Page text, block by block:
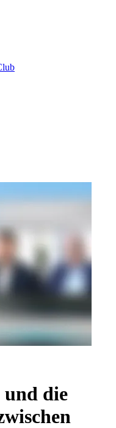
und die